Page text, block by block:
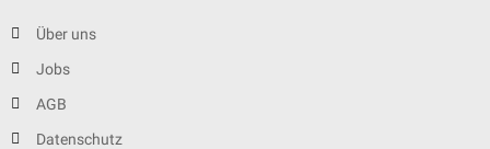
Über uns
Jobs
AGB
Datenschutz